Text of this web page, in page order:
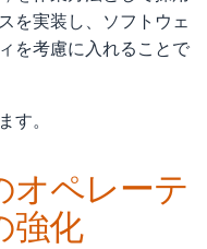
を実装し、ソフトウェ
を考慮に入れることで
す。
オペレーテ
強化